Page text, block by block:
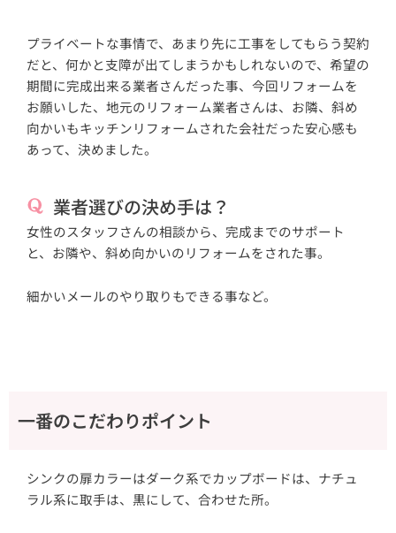
プライベートな事情で、あまり先に工事をしてもらう契約
だと、何かと支障が出てしまうかもしれないので、希望の
期間に完成出来る業者さんだった事、今回リフォームを
お願いした、地元のリフォーム業者さんは、お隣、斜め
向かいもキッチンリフォームされた会社だった安心感も
あって、決めました。
業者選びの決め手は？
女性のスタッフさんの相談から、完成までのサポート
と、お隣や、斜め向かいのリフォームをされた事。
細かいメールのやり取りもできる事など。
一番のこだわりポイント
シンクの扉カラーはダーク系でカップボードは、ナチュ
ラル系に取手は、黒にして、合わせた所。